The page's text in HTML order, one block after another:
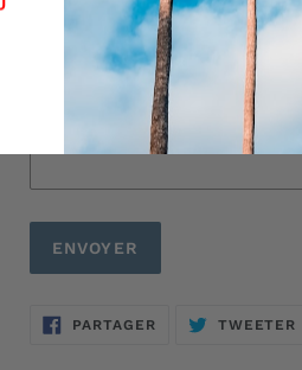
PARTAGERPARTAGERTWEETER